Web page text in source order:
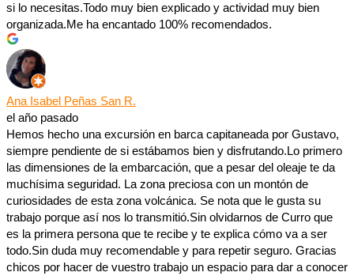
si lo necesitas.Todo muy bien explicado y actividad muy bien
organizada.Me ha encantado 100% recomendados.
Ana Isabel Peñas San R.
el año pasado
Hemos hecho una excursión en barca capitaneada por Gustavo,
siempre pendiente de si estábamos bien y disfrutando.Lo primero
las dimensiones de la embarcación, que a pesar del oleaje te da
muchísima seguridad. La zona preciosa con un montón de
curiosidades de esta zona volcánica. Se nota que le gusta su
trabajo porque así nos lo transmitió.Sin olvidarnos de Curro que
es la primera persona que te recibe y te explica cómo va a ser
todo.Sin duda muy recomendable y para repetir seguro. Gracias
chicos por hacer de vuestro trabajo un espacio para dar a conocer